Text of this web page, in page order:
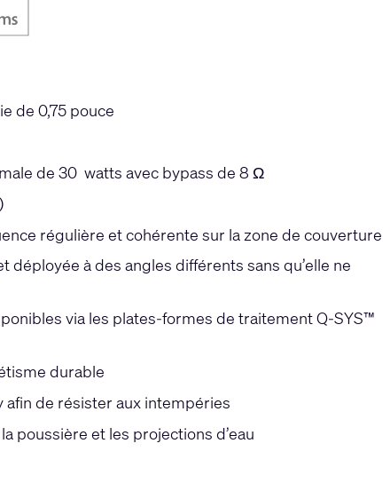
de 0,75 pouce
de 30 watts avec bypass de 8 Ω
régulière et cohérente sur la zone de couverture
déployée à des angles différents sans qu’elle ne
via les plates-formes de traitement Q-SYS™
durable
de résister aux intempéries
poussière et les projections d’eau